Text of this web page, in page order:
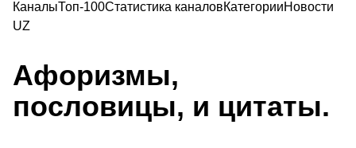
КаналыТоп-100Статистика каналовКатегорииНовости
UZ
Афоризмы,
пословицы, и цитаты.